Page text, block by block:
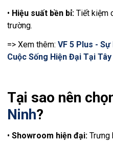
• Hiệu suất bền bỉ: Tiết kiệm
trường.
=> Xem thêm:VF 5 Plus -
Cuộc Sống Hiện Đại Tại Tây
Tại sao nên
Ninh?
•Showroom hiện đại: Trưng